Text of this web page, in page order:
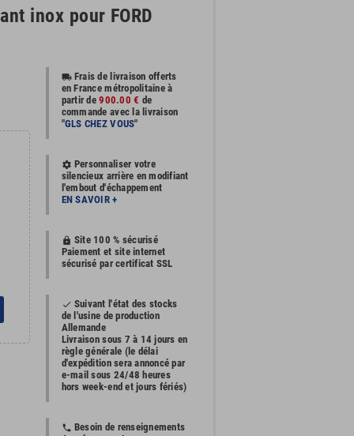
inox pour FORD
local_shippingFrais de livraison offerts
en France métropolitaine à
partir de900.00 € de
commande avec la livraison
"GLS CHEZ VOUS"
settings Personnaliser votre
silencieux arrière en modifiant
l'embout d'échappement
EN SAVOIR +
https Site 100 % sécurisé
Paiement et site internet
sécurisé par certificat SSL
done Suivant l'état des stocks
de l'usine de production
Allemande
Livraison sous 7 à 14 jours en
règle générale (le délai
d'expédition sera annoncé par
e-mail sous 24/48 heures
hors week-end et jours fériés)
phone Besoin de renseignements